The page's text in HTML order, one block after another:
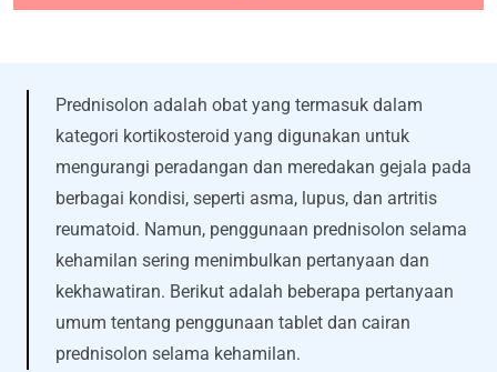
Prednisolon adalah obat yang termasuk dalam
kategori kortikosteroid yang digunakan untuk
mengurangi peradangan dan meredakan gejala pada
berbagai kondisi, seperti asma, lupus, dan artritis
reumatoid. Namun, penggunaan prednisolon selama
kehamilan sering menimbulkan pertanyaan dan
kekhawatiran. Berikut adalah beberapa pertanyaan
umum tentang penggunaan tablet dan cairan
prednisolon selama kehamilan.